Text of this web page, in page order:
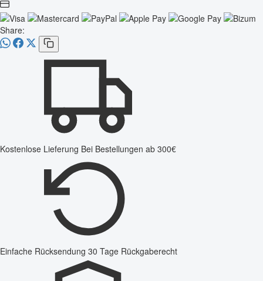
Share:
Kostenlose Lieferung Bei Bestellungen ab 300€
Einfache Rücksendung 30 Tage Rückgaberecht